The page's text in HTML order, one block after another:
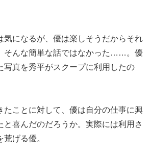
気になるが、優は楽しそうだからそれ
そんな簡単な話ではなかった……。優
写真を秀平がスクープに利用したの
たことに対して、優は自分の仕事に興
と喜んだのだろうか。実際には利用さ
げる優。